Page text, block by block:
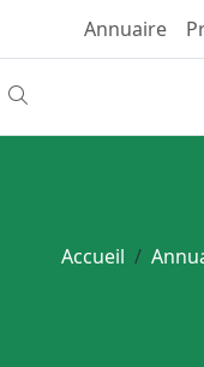
Annuaire
Accueil